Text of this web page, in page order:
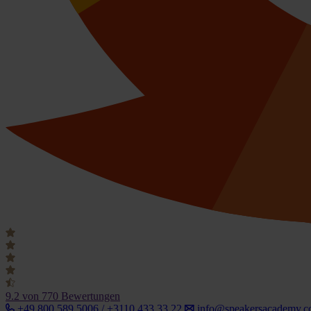
9.2 von 770 Bewertungen
+49 800 589 5006 / +3110 433 33 22